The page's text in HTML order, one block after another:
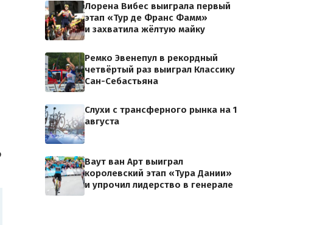
Лорена Вибес выиграла первый
этап «Тур де Франс Фамм»
и захватила жёлтую майку
Ремко Эвенепул в рекордный
четвёртый раз выиграл Классику
Сан-Себастьяна
Слухи с трансферного рынка на 1
августа
Ваут ван Арт выиграл
королевский этап «Тура Дании»
и упрочил лидерство в генерале